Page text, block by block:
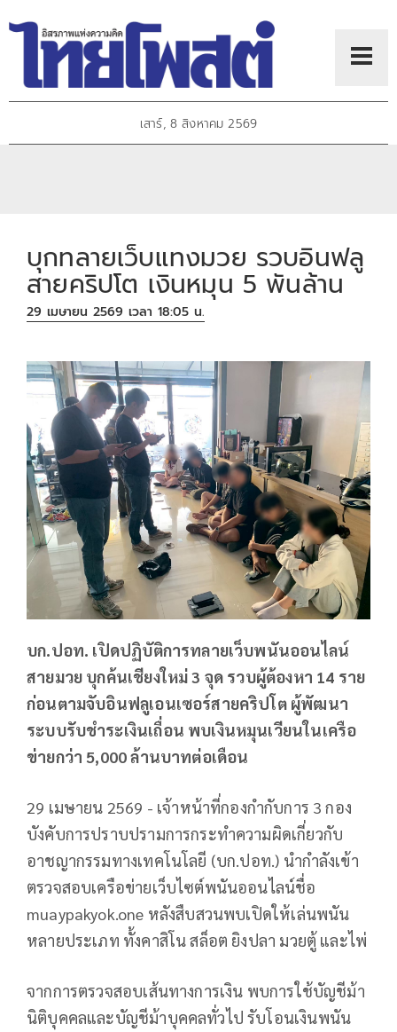
เสาร์, 8 สิงหาคม 2569
บุกทลายเว็บแทงมวย รวบอินฟลู
สายคริปโต เงินหมุน 5 พันล้าน
29 เมษายน 2569 เวลา 18:05 น.
บก.ปอท. เปิดปฏิบัติการทลายเว็บพนันออนไลน์
สายมวย บุกค้นเชียงใหม่ 3 จุด รวบผู้ต้องหา 14 ราย
ก่อนตามจับอินฟลูเอนเซอร์สายคริปโต ผู้พัฒนา
ระบบรับชำระเงินเถื่อน พบเงินหมุนเวียนในเครือ
ข่ายกว่า 5,000 ล้านบาทต่อเดือน
29 เมษายน 2569 - เจ้าหน้าที่กองกำกับการ 3 กอง
บังคับการปราบปรามการกระทำความผิดเกี่ยวกับ
อาชญากรรมทางเทคโนโลยี (บก.ปอท.) นำกำลังเข้า
ตรวจสอบเครือข่ายเว็บไซต์พนันออนไลน์ชื่อ
muaypakyok.one หลังสืบสวนพบเปิดให้เล่นพนัน
หลายประเภท ทั้งคาสิโน สล็อต ยิงปลา มวยตู้ และไพ่
จากการตรวจสอบเส้นทางการเงิน พบการใช้บัญชีม้า
นิติบุคคลและบัญชีม้าบุคคลทั่วไป รับโอนเงินพนัน